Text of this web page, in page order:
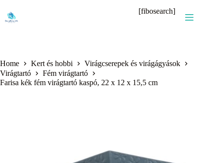
content
[fibosearch]
Home Kert és hobbi
Virágcserepek és virágágyások
Virágtartó
Fém virágtartó
Farisa kék fém virágtartó kaspó, 22 x 12 x 15,5 cm